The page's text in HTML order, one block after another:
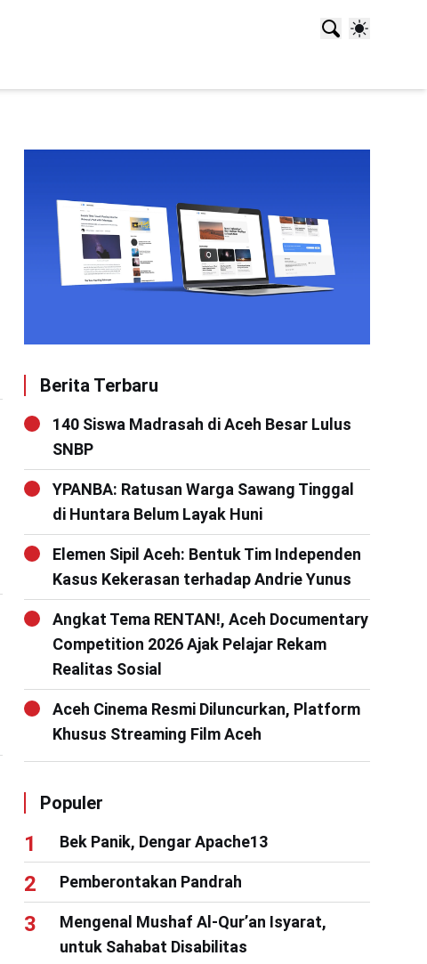
Berita Terbaru
140 Siswa Madrasah di Aceh Besar Lulus
SNBP
YPANBA: Ratusan Warga Sawang Tinggal
di Huntara Belum Layak Huni
Elemen Sipil Aceh: Bentuk Tim Independen
Kasus Kekerasan terhadap Andrie Yunus
Angkat Tema RENTAN!, Aceh Documentary
Competition 2026 Ajak Pelajar Rekam
Realitas Sosial
Aceh Cinema Resmi Diluncurkan, Platform
Khusus Streaming Film Aceh
Populer
Bek Panik, Dengar Apache13
Pemberontakan Pandrah
Mengenal Mushaf Al-Qur’an Isyarat,
untuk Sahabat Disabilitas